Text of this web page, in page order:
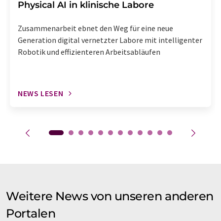
Physical AI in klinische Labore
Zusammenarbeit ebnet den Weg für eine neue
Generation digital vernetzter Labore mit intelligenter
Robotik und effizienteren Arbeitsabläufen
NEWS LESEN
Weitere News von unseren anderen
Portalen